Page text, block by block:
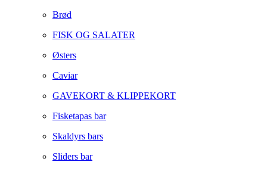
Brød
FISK OG SALATER
Østers
Caviar
GAVEKORT & KLIPPEKORT
Fisketapas bar
Skaldyrs bars
Sliders bar